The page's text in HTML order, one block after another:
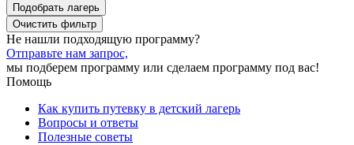
Подобрать лагерь
Не нашли подходящую программу?
Отправьте нам запрос,
мы подберем программу или сделаем программу под вас!
Помощь
Как купить путевку в детский лагерь
Вопросы и ответы
Полезные советы